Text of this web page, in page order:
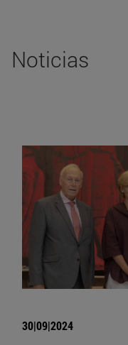
Noticias
30|09|2024